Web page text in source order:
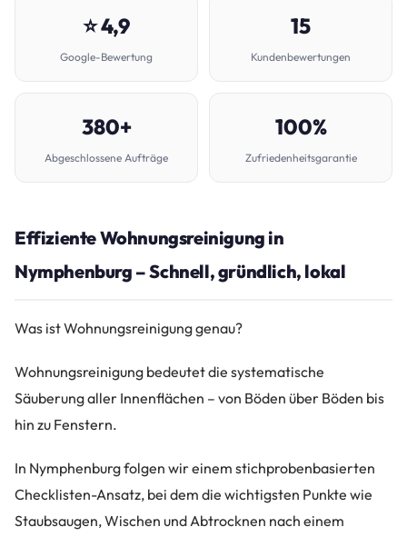
⭐ 4,9
Google-Bewertung
15
Kundenbewertungen
380+
Abgeschlossene Aufträge
100%
Zufriedenheitsgarantie
Effiziente Wohnungsreinigung in
Nymphenburg – Schnell, gründlich, lokal
Was ist Wohnungsreinigung genau?
Wohnungsreinigung bedeutet die systematische
Säuberung aller Innenflächen – von Böden über Böden bis
hin zu Fenstern.
In Nymphenburg folgen wir einem stichprobenbasierten
Checklisten-Ansatz, bei dem die wichtigsten Punkte wie
Staubsaugen, Wischen und Abtrocknen nach einem